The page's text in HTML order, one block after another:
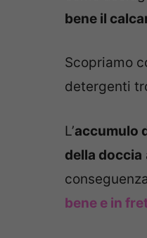
bene il
Scopriamo
detergenti
L’accumulo
della doccia
bene e in